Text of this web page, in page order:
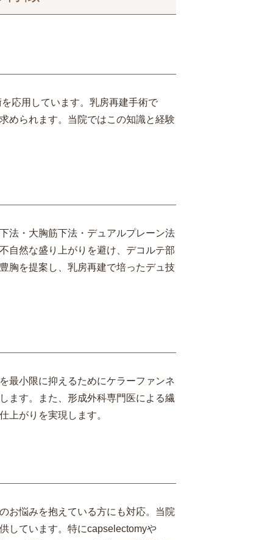
応用しています。乳房再建手術で
められます。当院ではこの知識と経験
法・大胸筋下法・デュアルプレーン法
自然な盛り上がりを避け、デコルテ部
胸を提案し、乳房再建で培ったデュ技
最小限に抑えるためにケラーファンネ
ます。また、形成外科専門医による繊
上がりを実現します。
お悩みを抱えている方にも対応。当院
しています。特にcapselectomyや